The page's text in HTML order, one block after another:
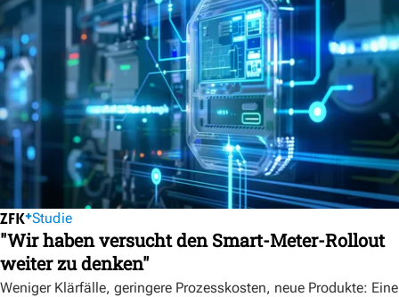
Studie
"Wir haben versucht den Smart-Meter-Rollout
weiter zu denken"
Weniger Klärfälle, geringere Prozesskosten, neue Produkte: Eine